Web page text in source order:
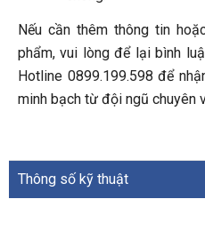
Nếu cần thêm thông tin
phẩm, vui lòng để lại bình
Hotline 0899.199.598 để
minh bạch từ đội ngũ chuyên
Thông số kỹ thuật